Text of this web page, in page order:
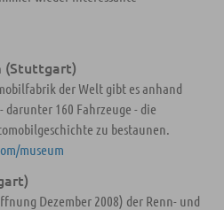
(Stuttgart)
der Welt gibt es anhand
darunter 160 Fahrzeuge - die
zu bestaunen.
museum
Dezember 2008) der Renn- und